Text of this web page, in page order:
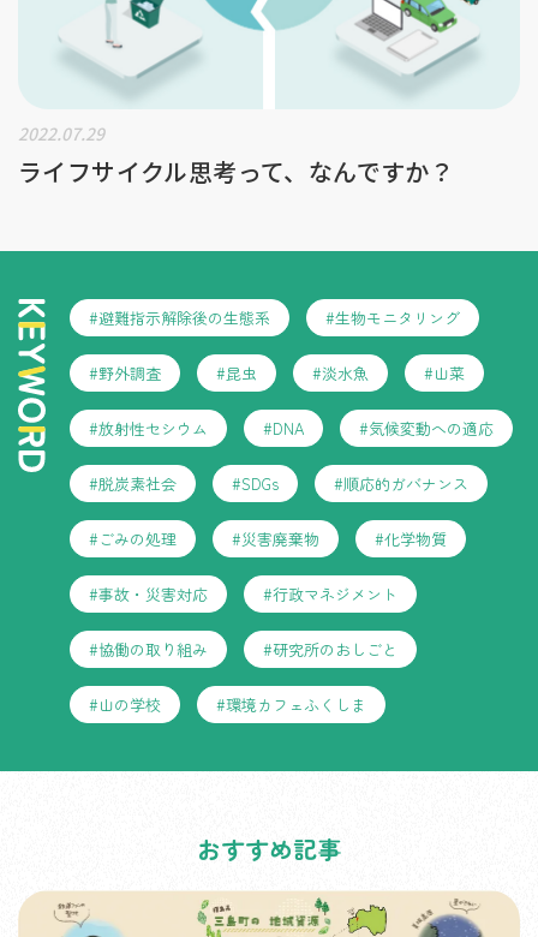
ライフサイクル思考って、なんですか？
2022.07.29
#避難指示解除後の生態系 #生物モニタリング
#野外調査 #昆虫 #淡水魚 #山菜
#放射性セシウム #DNA #気候変動への適応
#脱炭素社会 #SDGs #順応的ガバナンス
#ごみの処理 #災害廃棄物 #化学物質
#事故・災害対応 #行政マネジメント
#協働の取り組み #研究所のおしごと
#山の学校 #環境カフェふくしま
おすすめ記事